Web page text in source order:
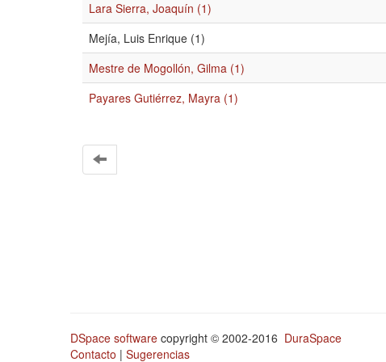
Lara Sierra, Joaquín (1)
Mejía, Luis Enrique (1)
Mestre de Mogollón, Gilma (1)
Payares Gutiérrez, Mayra (1)
DSpace software copyright © 2002-2016 DuraSpace
Contacto | Sugerencias